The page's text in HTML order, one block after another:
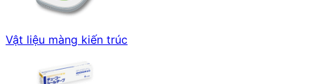
Vật liệu màng kiến trúc